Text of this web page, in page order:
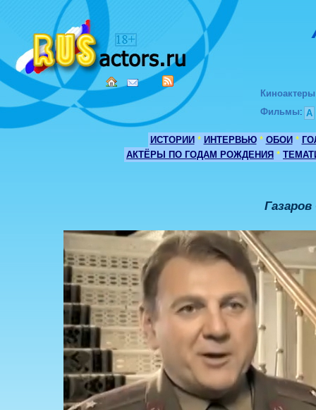
Киноактеры
Фильмы: А
ИСТОРИИ * ИНТЕРВЬЮ * ОБОИ *
АКТЁРЫ ПО ГОДАМ РОЖДЕНИЯ *